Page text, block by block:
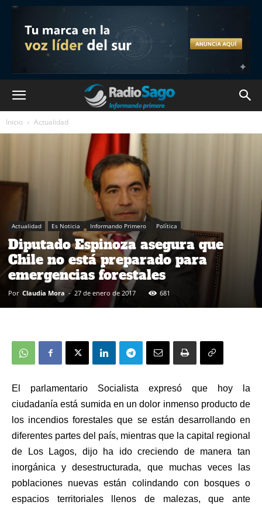
Inicio Actualidad
Actualidad Es Noticia Informando Primero Política
Diputado Espinoza asegura que
Chile no está preparado para
emergencias forestales
Por Claudia Mora - 27 de enero de 2017 681
El parlamentario Socialista expresó que hoy la
ciudadanía está sumida en un dolor inmenso producto de
los incendios forestales que se están desarrollando en
diferentes partes del país, mientras que la capital regional
de Los Lagos, dijo ha ido creciendo de manera tan
inorgánica y desestructurada, que muchas veces las
poblaciones nuevas están colindando con bosques o
espacios territoriales llenos de malezas, que ante